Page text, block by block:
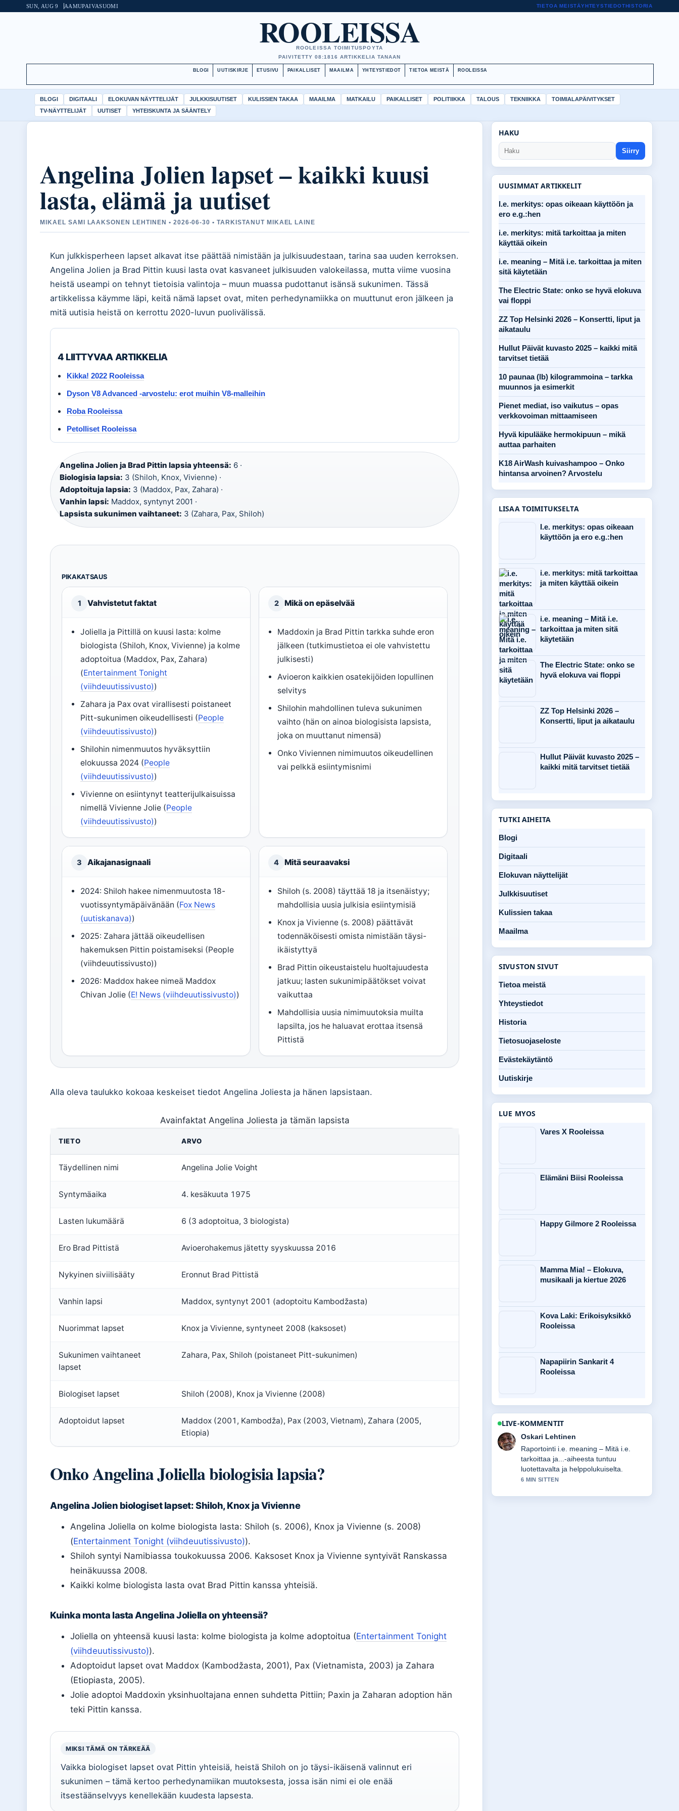
SUN, AUG 9 AAMUPAIVASUOMI TIETOA MEISTÄYHTEYSTIEDOTHISTORIA
ROOLEISSA
ROOLEISSA TOIMITUSPOYTA
PAIVITETTY 08:1816 ARTIKKELIA TANAAN
BLOGI UUTISKIRJE ETUSIVU PAIKALLISET MAAILMA YHTEYSTIEDOT TIETOA MEISTÄ ROOLEISSA
BLOGI DIGITAALI ELOKUVAN NÄYTTELIJÄT JULKKISUUTISET KULISSIEN TAKAA MAAILMA MATKAILU PAIKALLISET POLITIIKKA TALOUS TEKNIIKKA
TOIMIALAPÄIVITYKSET
TV-NÄYTTELIJÄT
UUTISET YHTEISKUNTA JA SÄÄNTELY
Angelina Jolien lapset – kaikki kuusi
lasta, elämä ja uutiset
MIKAEL SAMI LAAKSONEN LEHTINEN • 2026-06-30 • TARKISTANUT MIKAEL LAINE
Kun julkkisperheen lapset alkavat itse päättää nimistään ja julkisuudestaan, tarina saa uuden kerroksen.
Angelina Jolien ja Brad Pittin kuusi lasta ovat kasvaneet julkisuuden valokeilassa, mutta viime vuosina
heistä useampi on tehnyt tietoisia valintoja – muun muassa pudottanut isänsä sukunimen. Tässä
artikkelissa käymme läpi, keitä nämä lapset ovat, miten perhedynamiikka on muuttunut eron jälkeen ja
mitä uutisia heistä on kerrottu 2020-luvun puolivälissä.
4 LIITTYVAA ARTIKKELIA
Kikka! 2022 Rooleissa
Dyson V8 Advanced -arvostelu: erot muihin V8-malleihin
Roba Rooleissa
Petolliset Rooleissa
Angelina Jolien ja Brad Pittin lapsia yhteensä: 6 ·
Biologisia lapsia: 3 (Shiloh, Knox, Vivienne) ·
Adoptoituja lapsia: 3 (Maddox, Pax, Zahara) ·
Vanhin lapsi: Maddox, syntynyt 2001 ·
Lapsista sukunimen vaihtaneet: 3 (Zahara, Pax, Shiloh)
PIKAKATSAUS
1 Vahvistetut faktat
Joliella ja Pittillä on kuusi lasta: kolme
biologista (Shiloh, Knox, Vivienne) ja kolme
adoptoitua (Maddox, Pax, Zahara)
(Entertainment Tonight
(viihdeuutissivusto))
Zahara ja Pax ovat virallisesti poistaneet
Pitt-sukunimen oikeudellisesti (People
(viihdeuutissivusto))
Shilohin nimenmuutos hyväksyttiin
elokuussa 2024 (People
(viihdeuutissivusto))
Vivienne on esiintynyt teatterijulkaisuissa
nimellä Vivienne Jolie (People
(viihdeuutissivusto))
2 Mikä on epäselvää
Maddoxin ja Brad Pittin tarkka suhde eron
jälkeen (tutkimustietoa ei ole vahvistettu
julkisesti)
Avioeron kaikkien osatekijöiden lopullinen
selvitys
Shilohin mahdollinen tuleva sukunimen
vaihto (hän on ainoa biologisista lapsista,
joka on muuttanut nimensä)
Onko Viviennen nimimuutos oikeudellinen
vai pelkkä esiintymisnimi
3 Aikajanasignaali
2024: Shiloh hakee nimenmuutosta 18-
vuotissyntymäpäivänään (Fox News
(uutiskanava))
2025: Zahara jättää oikeudellisen
hakemuksen Pittin poistamiseksi (People
(viihdeuutissivusto))
2026: Maddox hakee nimeä Maddox
Chivan Jolie (E! News (viihdeuutissivusto))
4 Mitä seuraavaksi
Shiloh (s. 2008) täyttää 18 ja itsenäistyy;
mahdollisia uusia julkisia esiintymisiä
Knox ja Vivienne (s. 2008) päättävät
todennäköisesti omista nimistään täysi-
ikäistyttyä
Brad Pittin oikeustaistelu huoltajuudesta
jatkuu; lasten sukunimipäätökset voivat
vaikuttaa
Mahdollisia uusia nimimuutoksia muilta
lapsilta, jos he haluavat erottaa itsensä
Pittistä
Alla oleva taulukko kokoaa keskeiset tiedot Angelina Joliesta ja hänen lapsistaan.
Avainfaktat Angelina Joliesta ja tämän lapsista
TIETO ARVO
Täydellinen nimi Angelina Jolie Voight
Syntymäaika 4. kesäkuuta 1975
Lasten lukumäärä 6 (3 adoptoitua, 3 biologista)
Ero Brad Pittistä Avioerohakemus jätetty syyskuussa 2016
Nykyinen siviilisääty Eronnut Brad Pittistä
Vanhin lapsi Maddox, syntynyt 2001 (adoptoitu Kambodžasta)
Nuorimmat lapset Knox ja Vivienne, syntyneet 2008 (kaksoset)
Sukunimen vaihtaneet
lapset
Zahara, Pax, Shiloh (poistaneet Pitt-sukunimen)
Biologiset lapset Shiloh (2008), Knox ja Vivienne (2008)
Adoptoidut lapset
Maddox (2001, Kambodža), Pax (2003, Vietnam), Zahara (2005,
Etiopia)
Onko Angelina Joliella biologisia lapsia?
Angelina Jolien biologiset lapset: Shiloh, Knox ja Vivienne
Angelina Joliella on kolme biologista lasta: Shiloh (s. 2006), Knox ja Vivienne (s. 2008)
(Entertainment Tonight (viihdeuutissivusto)).
Shiloh syntyi Namibiassa toukokuussa 2006. Kaksoset Knox ja Vivienne syntyivät Ranskassa
heinäkuussa 2008.
Kaikki kolme biologista lasta ovat Brad Pittin kanssa yhteisiä.
Kuinka monta lasta Angelina Joliella on yhteensä?
Joliella on yhteensä kuusi lasta: kolme biologista ja kolme adoptoitua (Entertainment Tonight
(viihdeuutissivusto)).
Adoptoidut lapset ovat Maddox (Kambodžasta, 2001), Pax (Vietnamista, 2003) ja Zahara
(Etiopiasta, 2005).
Jolie adoptoi Maddoxin yksinhuoltajana ennen suhdetta Pittiin; Paxin ja Zaharan adoption hän
teki Pittin kanssa.
MIKSI TÄMÄ ON TÄRKEÄÄ
Vaikka biologiset lapset ovat Pittin yhteisiä, heistä Shiloh on jo täysi-ikäisenä valinnut eri
sukunimen – tämä kertoo perhedynamiikan muutoksesta, jossa isän nimi ei ole enää
itsestäänselvyys kenellekään kuudesta lapsesta.
HAKU
Siirry
UUSIMMAT ARTIKKELIT
I.e. merkitys: opas oikeaan käyttöön ja
ero e.g.:hen
i.e. merkitys: mitä tarkoittaa ja miten
käyttää oikein
i.e. meaning – Mitä i.e. tarkoittaa ja miten
sitä käytetään
The Electric State: onko se hyvä elokuva
vai floppi
ZZ Top Helsinki 2026 – Konsertti, liput ja
aikataulu
Hullut Päivät kuvasto 2025 – kaikki mitä
tarvitset tietää
10 paunaa (lb) kilogrammoina – tarkka
muunnos ja esimerkit
Pienet mediat, iso vaikutus – opas
verkkovoiman mittaamiseen
Hyvä kipulääke hermokipuun – mikä
auttaa parhaiten
K18 AirWash kuivashampoo – Onko
hintansa arvoinen? Arvostelu
LISAA TOIMITUKSELTA
I.e. merkitys: opas oikeaan
käyttöön ja ero e.g.:hen
i.e. merkitys: mitä tarkoittaa
ja miten käyttää oikein
i.e. meaning – Mitä i.e.
tarkoittaa ja miten sitä
käytetään
The Electric State: onko se
hyvä elokuva vai floppi
ZZ Top Helsinki 2026 –
Konsertti, liput ja aikataulu
Hullut Päivät kuvasto 2025 –
kaikki mitä tarvitset tietää
TUTKI AIHEITA
Blogi
Digitaali
Elokuvan näyttelijät
Julkkisuutiset
Kulissien takaa
Maailma
SIVUSTON SIVUT
Tietoa meistä
Yhteystiedot
Historia
Tietosuojaseloste
Evästekäytäntö
Uutiskirje
LUE MYOS
Vares X Rooleissa
Elämäni Biisi Rooleissa
Happy Gilmore 2 Rooleissa
Mamma Mia! – Elokuva,
musikaali ja kiertue 2026
Kova Laki: Erikoisyksikkö
Rooleissa
Napapiirin Sankarit 4
Rooleissa
LIVE-KOMMENTIT
Sanni Heikkinen
Vahvaa tarkistustyota liittyen I.e.
merkitys: opas oikeaan käyttöön ja
ero.... Useampien medioiden tulisi
kirjoittaa nain.